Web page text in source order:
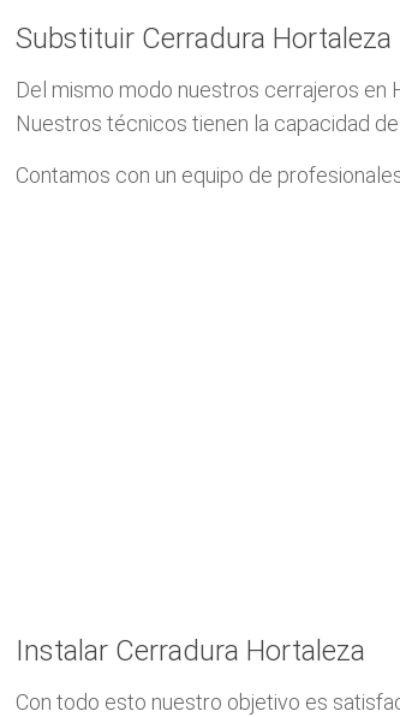
Substituir Cerradura Hortaleza
Del mismo modo nuestros cerrajeros en
Nuestros técnicos tienen la capacidad
Contamos con un equipo de
Instalar Cerradura Hortaleza
Con todo esto nuestro objetivo es